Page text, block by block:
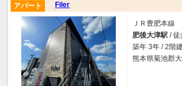
Filer
アパート
ＪＲ豊肥本線
肥後大津駅 / 徒
築年 3年 / 2階
熊本県菊池郡